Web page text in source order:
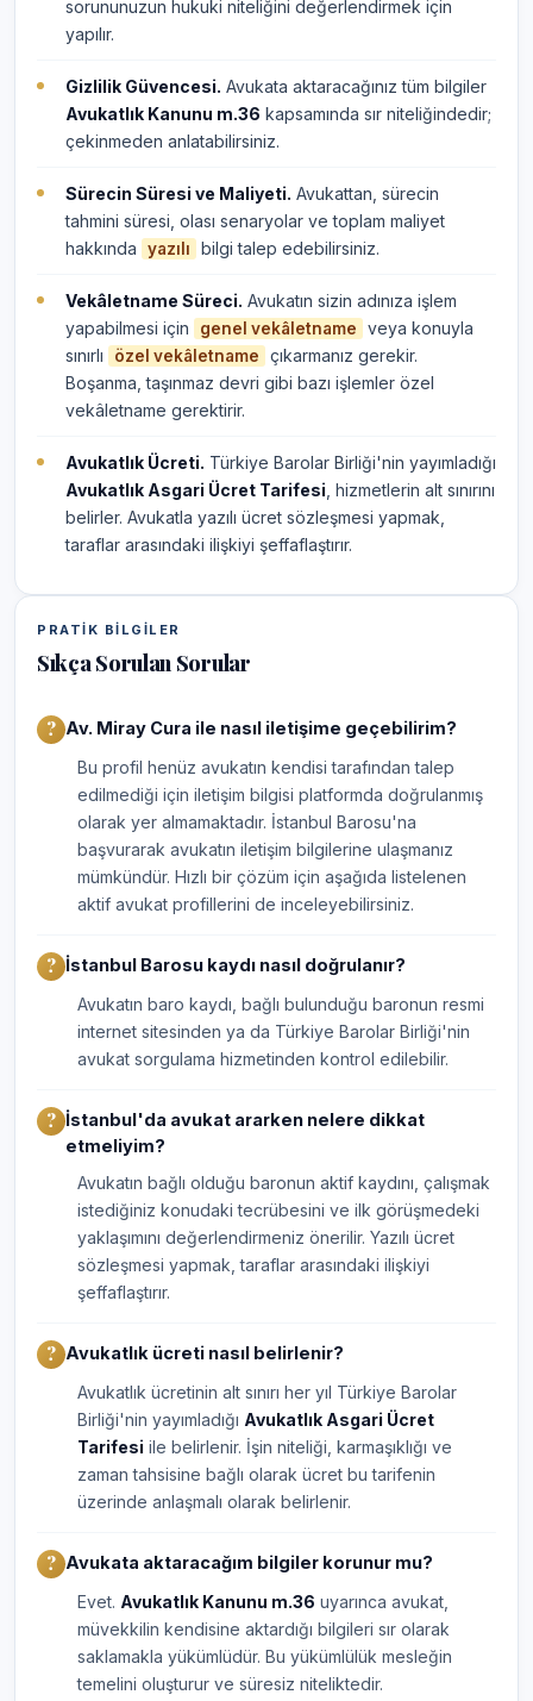
sorununuzun hukuki niteliğini değerlendirmek için
yapılır.
Gizlilik Güvencesi. Avukata aktaracağınız tüm bilgiler
Avukatlık Kanunu m.36 kapsamında sır niteliğindedir;
çekinmeden anlatabilirsiniz.
Sürecin Süresi ve Maliyeti. Avukattan, sürecin
tahmini süresi, olası senaryolar ve toplam maliyet
hakkında
yazılı bilgi talep edebilirsiniz.
Vekâletname Süreci. Avukatın sizin adınıza işlem
yapabilmesi için
genel vekâletname
veya konuyla
sınırlı
özel vekâletname
çıkarmanız gerekir.
Boşanma, taşınmaz devri gibi bazı işlemler özel
vekâletname gerektirir.
Avukatlık Ücreti. Türkiye Barolar Birliği'nin yayımladığı
Avukatlık Asgari Ücret Tarifesi , hizmetlerin alt sınırını
belirler. Avukatla yazılı ücret sözleşmesi yapmak,
taraflar arasındaki ilişkiyi şeffaflaştırır.
PRATIK BILGILER
Sıkça Sorulan Sorular
Av. Miray Cura ile nasıl iletişime geçebilirim?
Bu profil henüz avukatın kendisi tarafından talep
edilmediği için iletişim bilgisi platformda doğrulanmış
olarak yer almamaktadır. İstanbul Barosu'na
başvurarak avukatın iletişim bilgilerine ulaşmanız
mümkündür. Hızlı bir çözüm için aşağıda listelenen
aktif avukat profillerini de inceleyebilirsiniz.
İstanbul Barosu kaydı nasıl doğrulanır?
Avukatın baro kaydı, bağlı bulunduğu baronun resmi
internet sitesinden ya da Türkiye Barolar Birliği'nin
avukat sorgulama hizmetinden kontrol edilebilir.
İstanbul'da avukat ararken nelere dikkat
etmeliyim?
Avukatın bağlı olduğu baronun aktif kaydını, çalışmak
istediğiniz konudaki tecrübesini ve ilk görüşmedeki
yaklaşımını değerlendirmeniz önerilir. Yazılı ücret
sözleşmesi yapmak, taraflar arasındaki ilişkiyi
şeffaflaştırır.
Avukatlık ücreti nasıl belirlenir?
Avukatlık ücretinin alt sınırı her yıl Türkiye Barolar
Birliği'nin yayımladığı Avukatlık Asgari Ücret
Tarifesi ile belirlenir. İşin niteliği, karmaşıklığı ve
zaman tahsisine bağlı olarak ücret bu tarifenin
üzerinde anlaşmalı olarak belirlenir.
Avukata aktaracağım bilgiler korunur mu?
Evet. Avukatlık Kanunu m.36 uyarınca avukat,
müvekkilin kendisine aktardığı bilgileri sır olarak
saklamakla yükümlüdür. Bu yükümlülük mesleğin
temelini oluşturur ve süresiz niteliktedir.